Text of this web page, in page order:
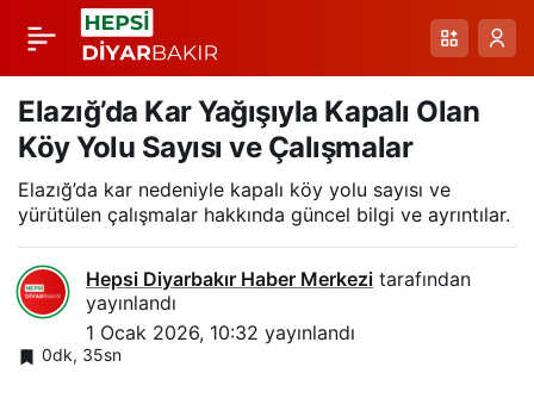
Elazığ’da Kar Yağışıyla Kapalı Olan
Köy Yolu Sayısı ve Çalışmalar
Elazığ’da kar nedeniyle kapalı köy yolu sayısı ve
yürütülen çalışmalar hakkında güncel bilgi ve ayrıntılar.
Hepsi Diyarbakır Haber Merkezi tarafından
yayınlandı
1 Ocak 2026, 10:32 yayınlandı
0dk, 35sn
Akçadağ’da Karda
Sörf: Traktör
Arkasındaki Kütükle
Heyecan Dolu Anlar
Paylaş